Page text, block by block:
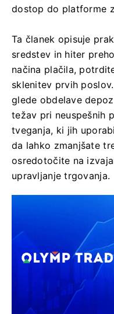
dostop do platforme
Ta članek opisuje
sredstev in hiter
načina plačila,
sklenitev prvih
glede obdelave
težav pri neuspešnih
tveganja, ki jih
da lahko zmanjšate
osredotočite na
upravljanje trgovanja.